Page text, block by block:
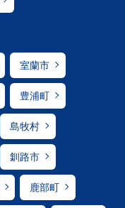
室蘭市
豊浦町
島牧村
釧路市
鹿部町